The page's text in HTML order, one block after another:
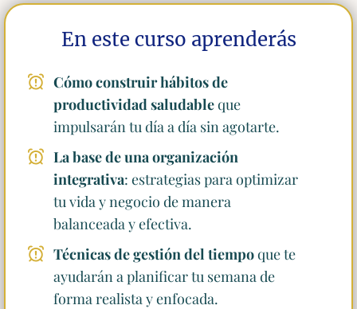
En este curso aprenderás
Cómo construir hábitos de
productividad saludableque
impulsarán tu día a día sin agotarte.
La base de una organización
integrativa: estrategias para optimizar
tu vida y negocio de manera
balanceada y efectiva.
Técnicas de gestión del tiempoque te
ayudarán a planificar tu semana de
forma realista y enfocada.